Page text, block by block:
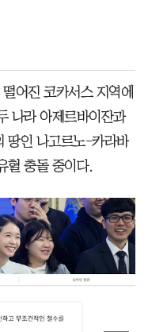
어진 코카서스 지역에
나라 아제르바이잔과
땅인 나고르노-카라바
혈 충돌 중이다.